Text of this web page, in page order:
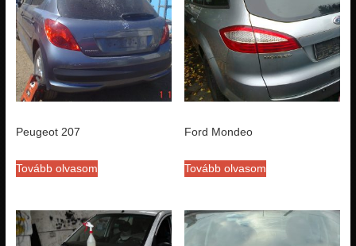
Peugeot 207
Tovább olvasom
Ford Mondeo
Tovább olvasom